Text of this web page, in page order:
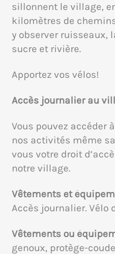
sillonnent le village,
kilomètres de
y observer ruisseaux,
sucre et rivière.
Apportez vos vélos!
Accès journalier au
Vous pouvez accéder
nos activités même
vous votre droit
notre village.
Vêtements et
Accès journalier. Vélo
Vêtements ou
genoux, protège-